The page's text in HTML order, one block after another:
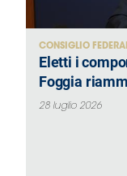
Social media
CONSIGLIO
Eletti i
Foggia
28 luglio 2026